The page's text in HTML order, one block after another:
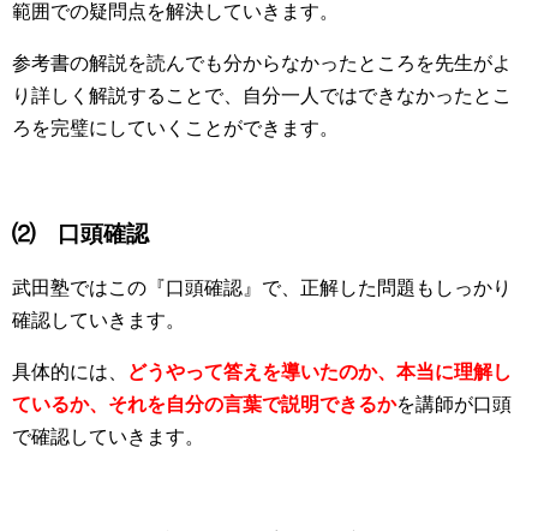
範囲での疑問点を解決していきます。
参考書の解説を読んでも分からなかったところを先生がよ
り詳しく解説することで、自分一人ではできなかったとこ
ろを完璧にしていくことができます。
⑵ 口頭確認
武田塾ではこの『口頭確認』で、正解した問題もしっかり
確認していきます。
具体的には、
どうやって答えを導いたのか、本当に理解し
ているか、それを自分の言葉で説明できるかを講師が口頭
で確認していきます。